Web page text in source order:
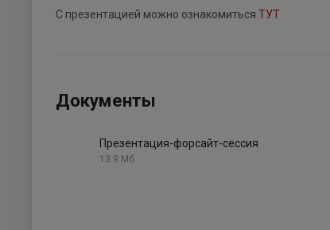
С презентацией можно ознакомиться ТУТ
Документы
Презентация-форсайт-сессия
13.9 Мб